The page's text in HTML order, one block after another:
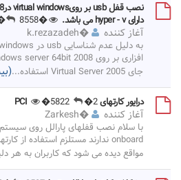
دارای hyper - v می باشد.
�8558
آغاز کننده �
k.rezazadeh
جای Virtual Server 2005 استفاده
...
درایور کارتهای PCI �5822 �2
آغاز کننده �
Zarkesh
با سلام نصب قفلهای پارالل روی
مواقع دیده می شود که کاربران به هر